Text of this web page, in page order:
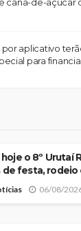
aplicativo
para
o 8º Urutaí
de festa, rodeio
06/08/